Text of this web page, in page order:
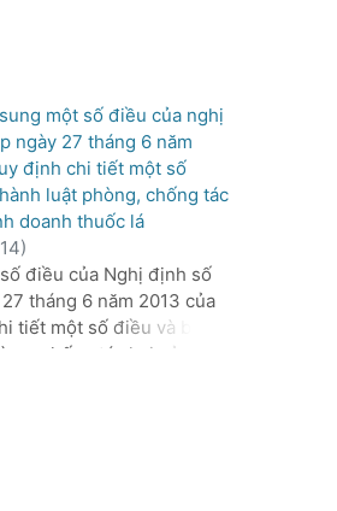
một số điều của nghị
ngày 27 tháng 6 năm
định chi tiết một số
luật phòng, chống tác
doanh thuốc lá
)
điều của Nghị định số
tháng 6 năm 2013 của
tiết một số điều và biện
chống tác hại của